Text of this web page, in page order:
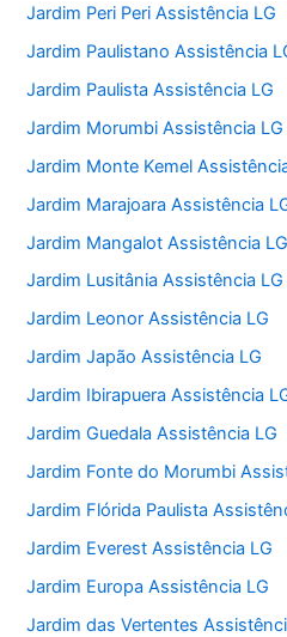
Jardim Peri Peri Assistência LG
Jardim Paulistano Assistência
Jardim Paulista Assistência LG
Jardim Morumbi Assistência LG
Jardim Monte Kemel
Jardim Marajoara Assistência
Jardim Mangalot Assistência LG
Jardim Lusitânia Assistência LG
Jardim Leonor Assistência LG
Jardim Japão Assistência LG
Jardim Ibirapuera Assistência
Jardim Guedala Assistência LG
Jardim Fonte do Morumbi
Jardim Flórida Paulista
Jardim Everest Assistência LG
Jardim Europa Assistência LG
Jardim das Vertentes